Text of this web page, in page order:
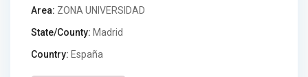
Area: ZONA UNIVERSIDAD
State/County: Madrid
Country: España